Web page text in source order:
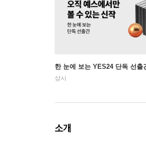
한 눈에 보는 YES24 단독 선출
상시
소개